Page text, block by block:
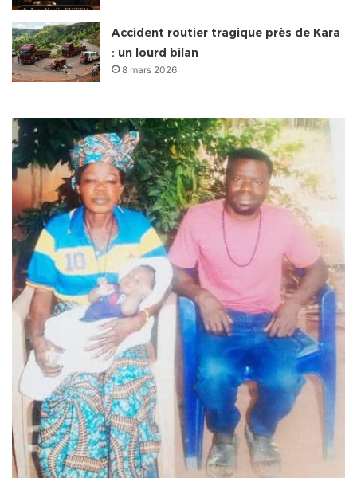
Accident routier tragique près de Kara
: un lourd bilan
8 mars 2026